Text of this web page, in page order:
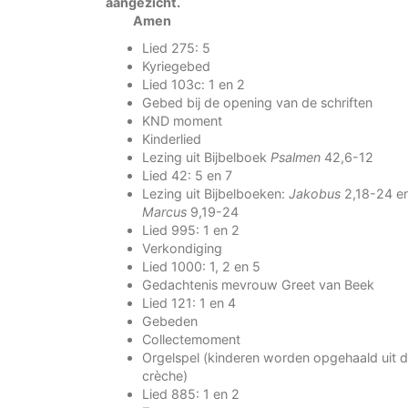
Amen
Lied 275: 5
Kyriegebed
Lied 103c: 1 en 2
Gebed bij de opening van de schriften
KND moment
Kinderlied
Lezing uit Bijbelboek Psalmen 42,6-12
Lied 42: 5 en 7
Lezing uit Bijbelboeken: Jakobus 2,18-24
Marcus 9,19-24
Lied 995: 1 en 2
Verkondiging
Lied 1000: 1, 2 en 5
Gedachtenis mevrouw Greet van Beek
Lied 121: 1 en 4
Gebeden
Collectemoment
Orgelspel (kinderen worden opgehaald uit
crèche)
Lied 885: 1 en 2